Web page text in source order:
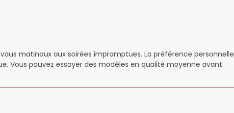
matinaux aux soirées impromptues. La préférence personnelle
Vous pouvez essayer des modèles en qualité moyenne avant